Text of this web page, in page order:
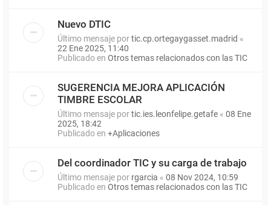
Nuevo DTIC
Último mensaje portic.cp.ortegaygasset.madrid «
22 Ene 2025, 11:40
Publicado en Otros temas relacionados con las TIC
SUGERENCIA MEJORA APLICACIÓN
TIMBRE ESCOLAR
Último mensaje portic.ies.leonfelipe.getafe « 08 Ene
2025, 18:42
Publicado en +Aplicaciones
Del coordinador TIC y su carga de trabajo
Último mensaje por rgarcia « 08 Nov 2024, 10:59
Publicado en Otros temas relacionados con las TIC